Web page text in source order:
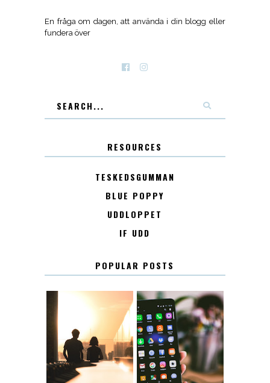
En fråga om dagen, att använda i din blogg eller
fundera över
RESOURCES
TESKEDSGUMMAN
BLUE POPPY
UDDLOPPET
IF UDD
POPULAR POSTS
KONTAKT KONTAKTLISTA